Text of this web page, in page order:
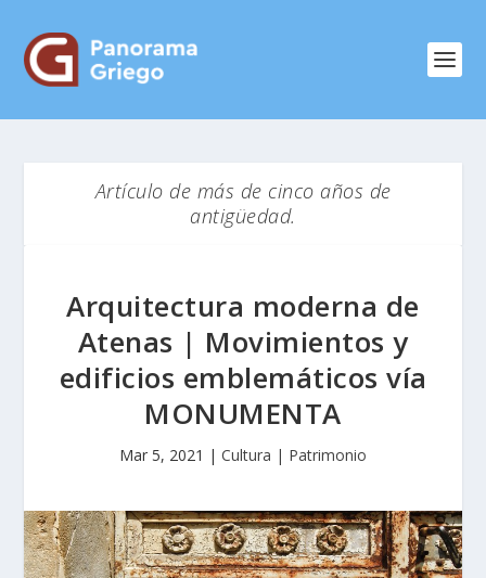
Artículo de más de cinco años de
antigüedad.
Arquitectura moderna de
Atenas | Movimientos y
edificios emblemáticos vía
MONUMENTA
Mar 5, 2021 | Cultura | Patrimonio